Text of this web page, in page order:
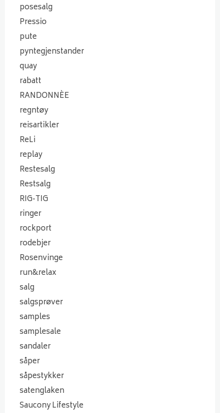
posesalg
Pressio
pute
pyntegjenstander
quay
rabatt
RANDONNÈE
regntøy
reisartikler
ReLi
replay
Restesalg
Restsalg
RIG-TIG
ringer
rockport
rodebjer
Rosenvinge
run&relax
salg
salgsprøver
samples
samplesale
sandaler
såper
såpestykker
satenglaken
Saucony Lifestyle